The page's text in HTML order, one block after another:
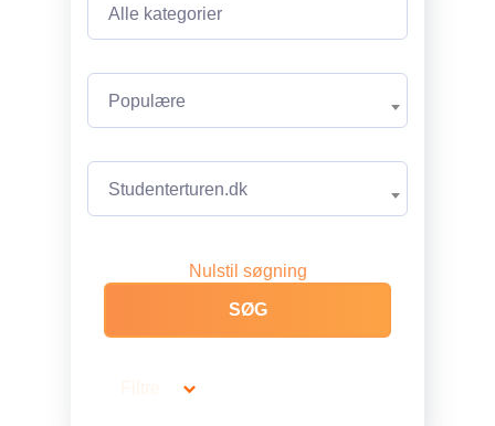
Alle kategorier
Populære
Studenterturen.dk
Nulstil søgning